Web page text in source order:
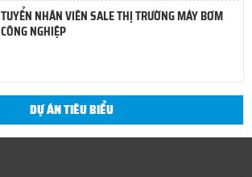
TUYỂN NHÂN VIÊN SALE THỊ TRƯỜNG MÁY BƠM
CÔNG NGHIỆP
DỰ ÁN TIÊU BIỂU